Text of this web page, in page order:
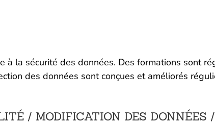
à la sécurité des données. Des formations sont
des données sont conçues et améliorés
/ MODIFICATION DES DONNÉES